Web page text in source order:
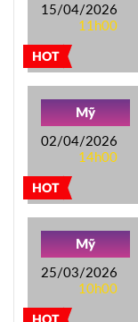
HOT
15/04/2026
11h00
HOT
Mỹ
02/04/2026
14h00
Mỹ
25/03/2026
10h00